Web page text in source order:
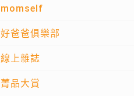
momself
好爸爸俱樂部
線上雜誌
菁品大賞